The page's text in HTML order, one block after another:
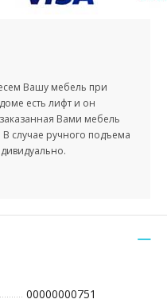
Вашу мебель при
есть лифт и он
Вами мебель
случае ручного подъема
00000000751